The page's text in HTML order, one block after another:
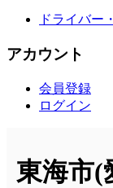
ドライバー
アカウント
会員登録
ログイン
東海市(